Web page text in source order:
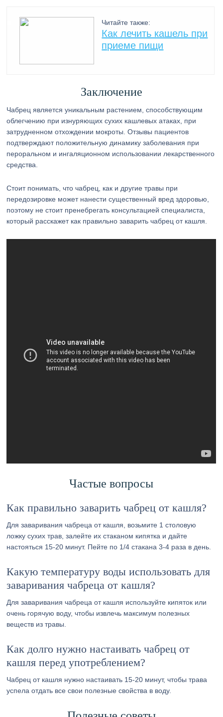
Читайте также:
Как лечить кашель при
приеме пищи
Заключение
Чабрец является уникальным растением, способствующим
облегчению при изнуряющих сухих кашлевых атаках, при
затрудненном отхождении мокроты. Отзывы пациентов
подтверждают положительную динамику заболевания при
пероральном и ингаляционном использовании лекарственного
средства.
Стоит понимать, что чабрец, как и другие травы при
передозировке может нанести существенный вред здоровью,
поэтому не стоит пренебрегать консультацией специалиста,
который расскажет как правильно заварить чабрец от кашля.
Частые вопросы
Как правильно заварить чабрец от кашля?
Для заваривания чабреца от кашля, возьмите 1 столовую
ложку сухих трав, залейте их стаканом кипятка и дайте
настояться 15-20 минут. Пейте по 1/4 стакана 3-4 раза в день.
Какую температуру воды использовать для
заваривания чабреца от кашля?
Для заваривания чабреца от кашля используйте кипяток или
очень горячую воду, чтобы извлечь максимум полезных
веществ из травы.
Как долго нужно настаивать чабрец от
кашля перед употреблением?
Чабрец от кашля нужно настаивать 15-20 минут, чтобы трава
успела отдать все свои полезные свойства в воду.